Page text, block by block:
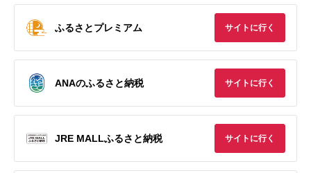
ふるさとプレミアム サイトに行く
ANAのふるさと納税 サイトに行く
JRE MALLふるさと納税 サイトに行く